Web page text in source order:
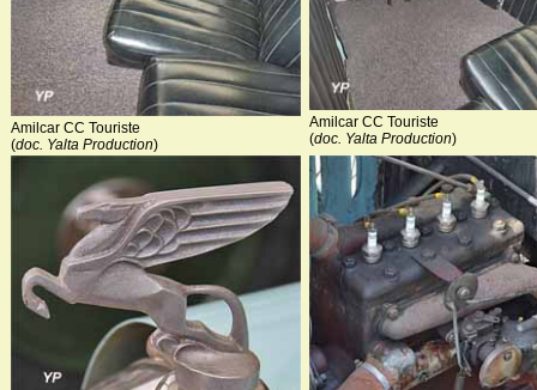
Amilcar CC Touriste
(doc. Yalta Production)
Amilcar CC Touriste
(doc. Yalta Production)